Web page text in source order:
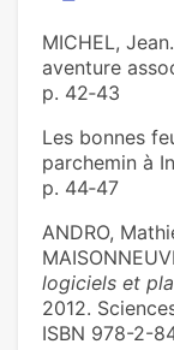
MICHEL,
aventure
p. 42‑43
Les bonnes
parchemin à
p. 44‑47
ANDRO,
logiciels et
2012.
ISBN 978-2-